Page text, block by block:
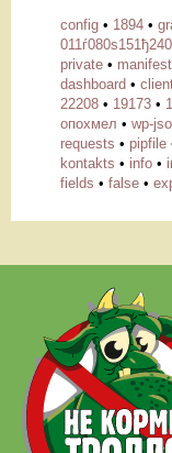
config • 1894 •
private • manifest
dashboard •
22208 • 19173 •
опохмел • wp-
requests • pipfile
kontakts • info •
fields • false •